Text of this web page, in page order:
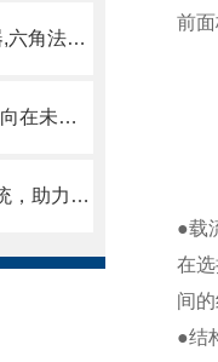
传感器配套用,M12圆形连接器,六角法兰,面板下M16, 灌胶带线插座
当今连接器行业的技术创新方向在未来有哪些？
T型分配器：打造高效分流系统，助力企业提升生产效率与质量！
前
●载
在
间
●结